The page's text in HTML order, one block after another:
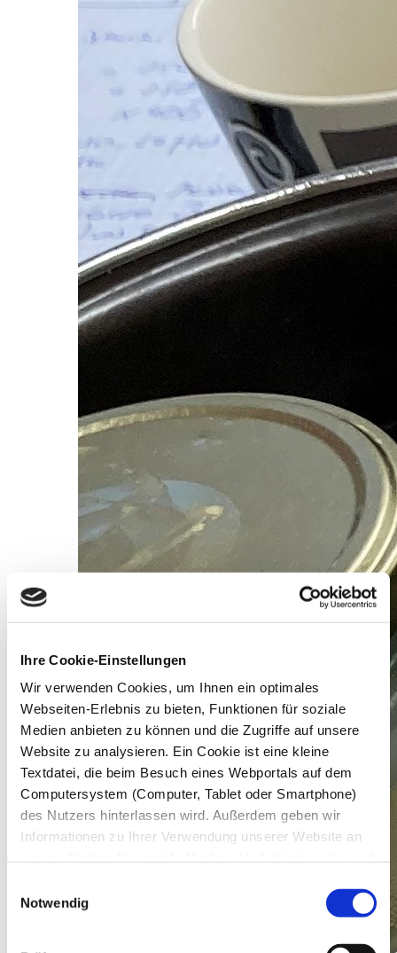
Ihre Cookie-Einstellungen
Wir verwenden Cookies, um Ihnen ein optimales
Webseiten-Erlebnis zu bieten, Funktionen für soziale
Medien anbieten zu können und die Zugriffe auf unsere
Website zu analysieren. Ein Cookie ist eine kleine
Textdatei, die beim Besuch eines Webportals auf dem
Computersystem (Computer, Tablet oder Smartphone)
des Nutzers hinterlassen wird. Außerdem geben wir
Informationen zu Ihrer Verwendung unserer Website an
Informationen möglicherweise mit weiteren Daten
zusammen, die Sie ihnen bereitgestellt haben oder die
sie im Rahmen Ihrer Nutzung der Dienste gesammelt
Notwendig